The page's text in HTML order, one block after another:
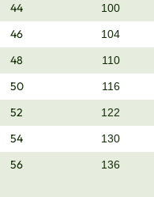
44 100
46 104
48 110
50 116
52 122
54 130
56 136